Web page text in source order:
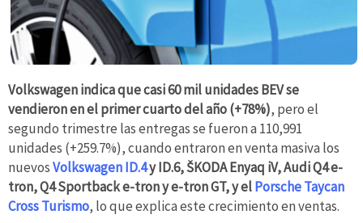
Volkswagen indica que casi 60 mil unidades BEV se
vendieron en el primer cuarto del año (+78%), pero el
segundo trimestre las entregas se fueron a 110,991
unidades (+259.7%), cuando entraron en venta masiva los
nuevosVolkswagen ID.4y ID.6, ŠKODA Enyaq iV, Audi Q4 e-
tron, Q4 Sportback e-tron y e-tron GT, y elPorsche Taycan
Cross Turismo, lo que explica este crecimiento en ventas.